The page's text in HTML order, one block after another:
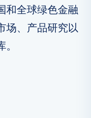
和全球绿色金融
场、产品研究以